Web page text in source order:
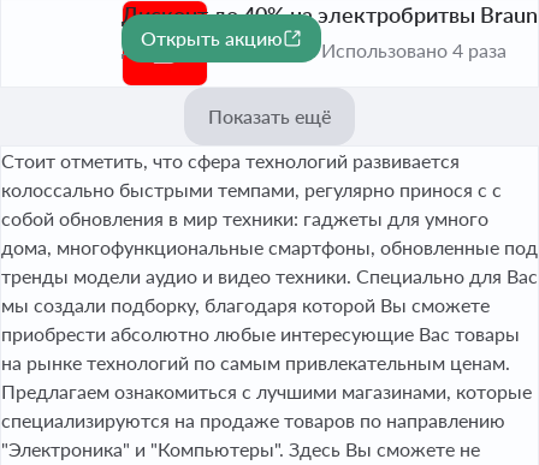
Дисконт до 40% на электробритвы Braun
До 31 авг. 2026
Открыть акцию
Использовано 4 раза
Показать ещё
Стоит отметить, что сфера технологий развивается
колоссально быстрыми темпами, регулярно принося с с
собой обновления в мир техники: гаджеты для умного
дома, многофункциональные смартфоны, обновленные под
тренды модели аудио и видео техники. Специально для Вас
мы создали подборку, благодаря которой Вы сможете
приобрести абсолютно любые интересующие Вас товары
на рынке технологий по самым привлекательным ценам.
Предлагаем ознакомиться с лучшими магазинами, которые
специализируются на продаже товаров по направлению
"Электроника" и "Компьютеры". Здесь Вы сможете не